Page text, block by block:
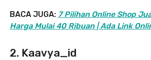
BACA JUGA: 7 Pilihan Online Shop
Harga Mulai 40 Ribuan | Ada Link
2. Kaavya_id